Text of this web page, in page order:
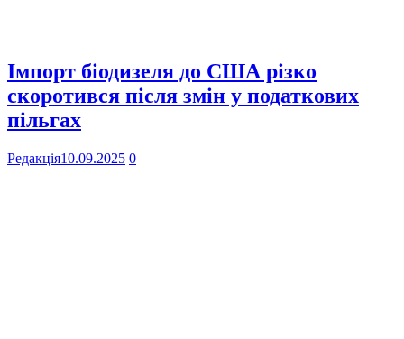
Імпорт біодизеля до США різко
скоротився після змін у податкових
пільгах
Редакція10.09.2025 0